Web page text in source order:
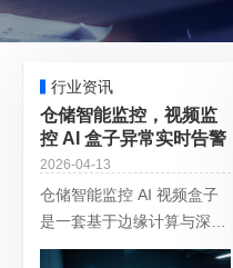
行业资讯
仓储智能监控，视频监
控 AI 盒子异常实时告警
2026-04-13
仓储智能监控 AI 视频盒子
是一套基于边缘计算与深度
学习的实时异常告警系统，